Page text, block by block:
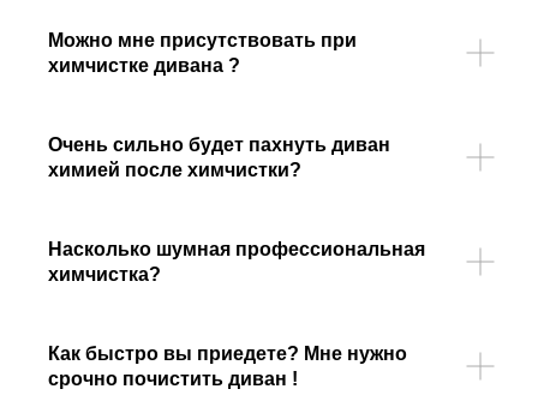
Можно мне присутствовать при
химчистке дивана ?
Очень сильно будет пахнуть диван
химией после химчистки?
Насколько шумная профессиональная
химчистка?
Как быстро вы приедете? Мне нужно
срочно почистить диван !